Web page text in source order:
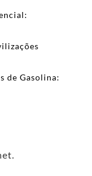
de Gasolina: